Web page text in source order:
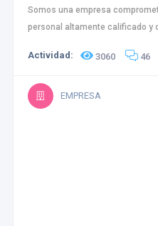
Somos una empresa
personal altamente calificado y
Actividad: 3060 46
EMPRESA